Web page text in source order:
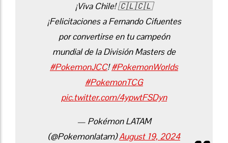
¡Viva Chile! 🇨🇱🇨🇱
¡Felicitaciones a Fernando Cifuentes
por convertirse en tu campeón
mundial de la División Masters de
#PokemonJCC!#PokemonWorlds
#PokemonTCG
pic.twitter.com/4ypwtFSDyn
— Pokémon LATAM
(@Pokemonlatam)August 19, 2024